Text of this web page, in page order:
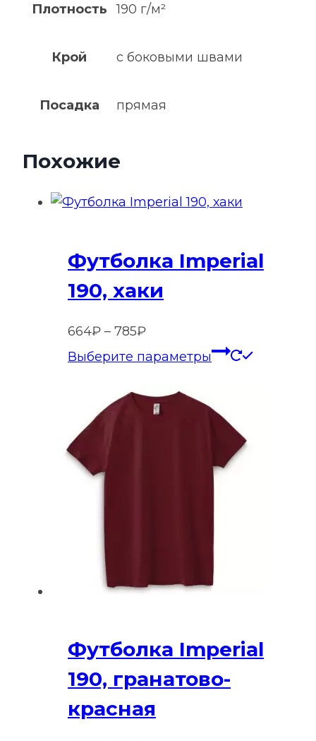
Плотность 190 г/м²
Крой с боковыми швами
Посадка прямая
Похожие
Футболка Imperial
190, хаки
664₽ – 785₽Диапазон
цен:
785₽
Выберите параметры
Этот
Футболка Imperial
190, гранатово-
красная